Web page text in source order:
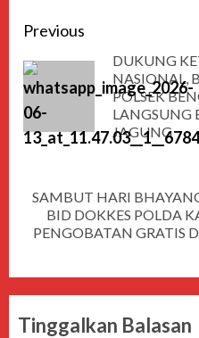
Previous
DUKUNG
NASIONAL,
POLSEK
LANGSUNG
JAGUNG
SAMBUT HARI
BID DOKKES POLDA
PENGOBATAN GRATIS
Tinggalkan Balasan